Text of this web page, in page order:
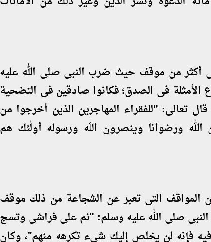
أكثر من موقف حيث ضرب النبى صلى الله عليه
فى الصدق؛ فكانوا صادقين فى التضحية
تعالى: "للفقراء المهاجرين الذين أخرجوا من
ورضوانا وينصرون الله ورسوله أولٰئك هم
من المواقف التى تعبر عن الشجاعة من ذلك موقف
النبى صلى الله عليه وسلم: "نم على فراشى وتسج
فإنه لن يخلص إليك شيء تكرهه منهم"، وكان